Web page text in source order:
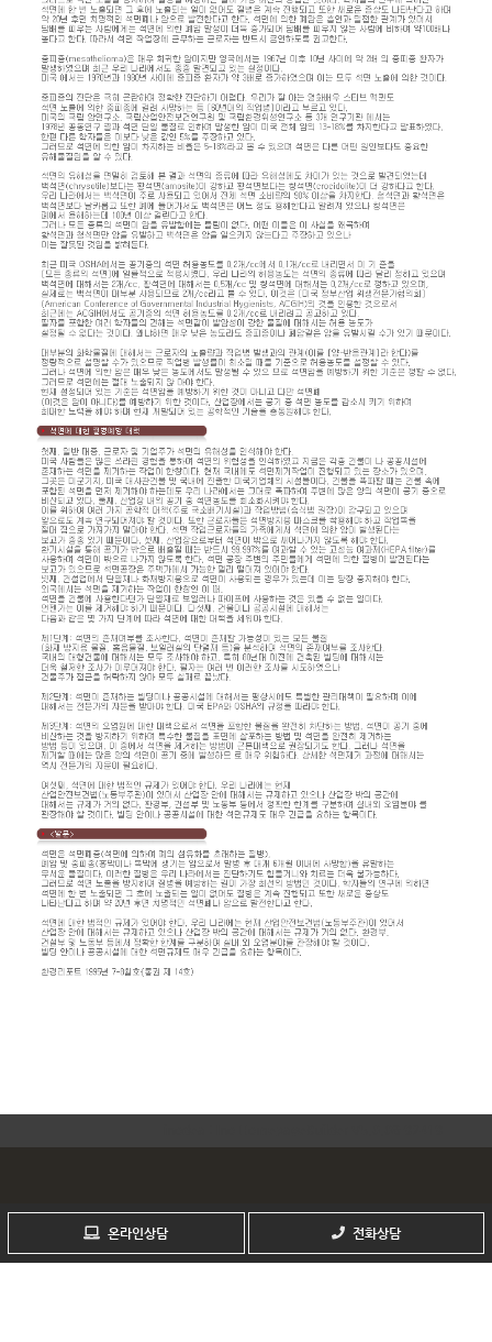
주소 : 서울시 동대문구 홍릉로 28, 성일빌딩 2층
TEL : 02-2678-1561 FAX : 02-2205-2395
온라인상담 전화상담